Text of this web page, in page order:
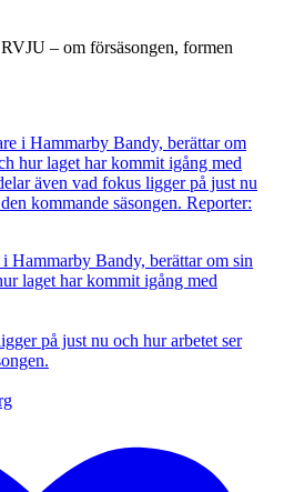
– om försäsongen, formen
Hammarby Bandy, berättar om sin
laget har kommit igång med
på just nu och hur arbetet ser